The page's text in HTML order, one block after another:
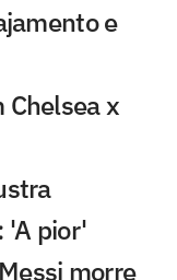
e
Chelsea x
'A pior'
morre